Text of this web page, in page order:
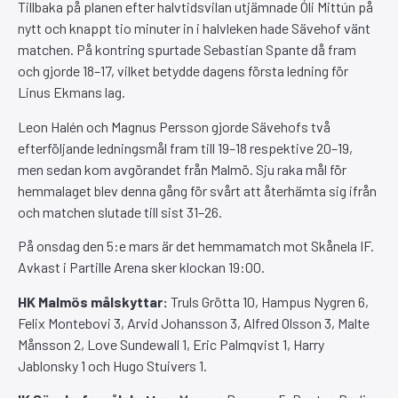
Tillbaka på planen efter halvtidsvilan utjämnade Óli Mittún på
nytt och knappt tio minuter in i halvleken hade Sävehof vänt
matchen. På kontring spurtade Sebastian Spante då fram
och gjorde 18–17, vilket betydde dagens första ledning för
Linus Ekmans lag.
Leon Halén och Magnus Persson gjorde Sävehofs två
efterföljande ledningsmål fram till 19–18 respektive 20–19,
men sedan kom avgörandet från Malmö. Sju raka mål för
hemmalaget blev denna gång för svårt att återhämta sig ifrån
och matchen slutade till sist 31–26.
På onsdag den 5:e mars är det hemmamatch mot Skånela IF.
Avkast i Partille Arena sker klockan 19:00.
HK Malmös målskyttar: Truls Grötta 10, Hampus Nygren 6,
Felix Montebovi 3, Arvid Johansson 3, Alfred Olsson 3, Malte
Månsson 2, Love Sundewall 1, Eric Palmqvist 1, Harry
Jablonsky 1 och Hugo Stuivers 1.